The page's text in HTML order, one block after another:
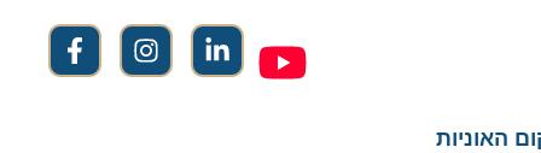
האוניות